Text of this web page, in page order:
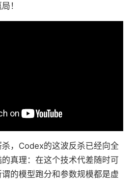
！
，Codex的这波反杀已经向全
真理：在这个技术代差随时可
的模型跑分和参数规模都是虚